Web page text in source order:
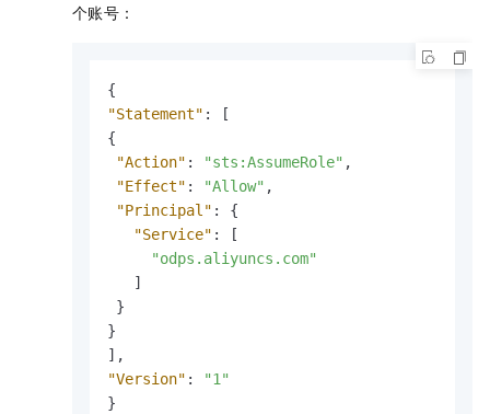
个账号：
{
"Statement" :
[
{
"Action" : "sts:AssumeRole" ,
"Effect" : "Allow" ,
"Principal" :
{
"Service" :
[
"odps.aliyuncs.com"
]
}
}
] ,
"Version" :
"1"
}